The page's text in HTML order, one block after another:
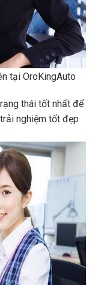
tại OroKingAuto
thái tốt nhất để
nghiệm tốt đẹp